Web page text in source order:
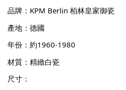
品牌：KPM Berlin 柏林皇家御瓷
產地：德國
年份：約1960-1980
材質：精緻白瓷
尺寸：